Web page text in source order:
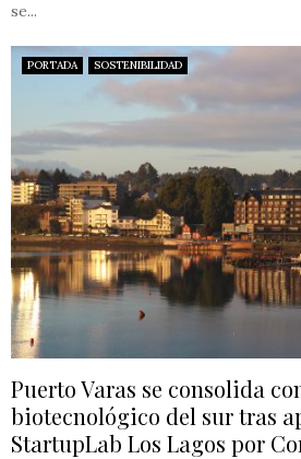
se...
PORTADA SOSTENIBILIDAD
Puerto Varas se consolida
biotecnológico del sur tras
StartupLab Los Lagos por